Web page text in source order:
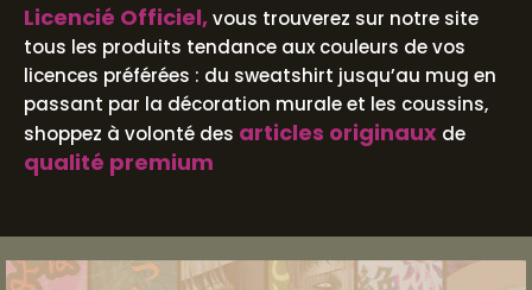
Licencié Officiel,vous trouverez sur notre site
tous les produits tendance aux couleurs de vos
licences préférées : du sweatshirt jusqu’au mug en
passant par la décoration murale et les coussins,
shoppez à volonté des articles originaux de
qualité premium